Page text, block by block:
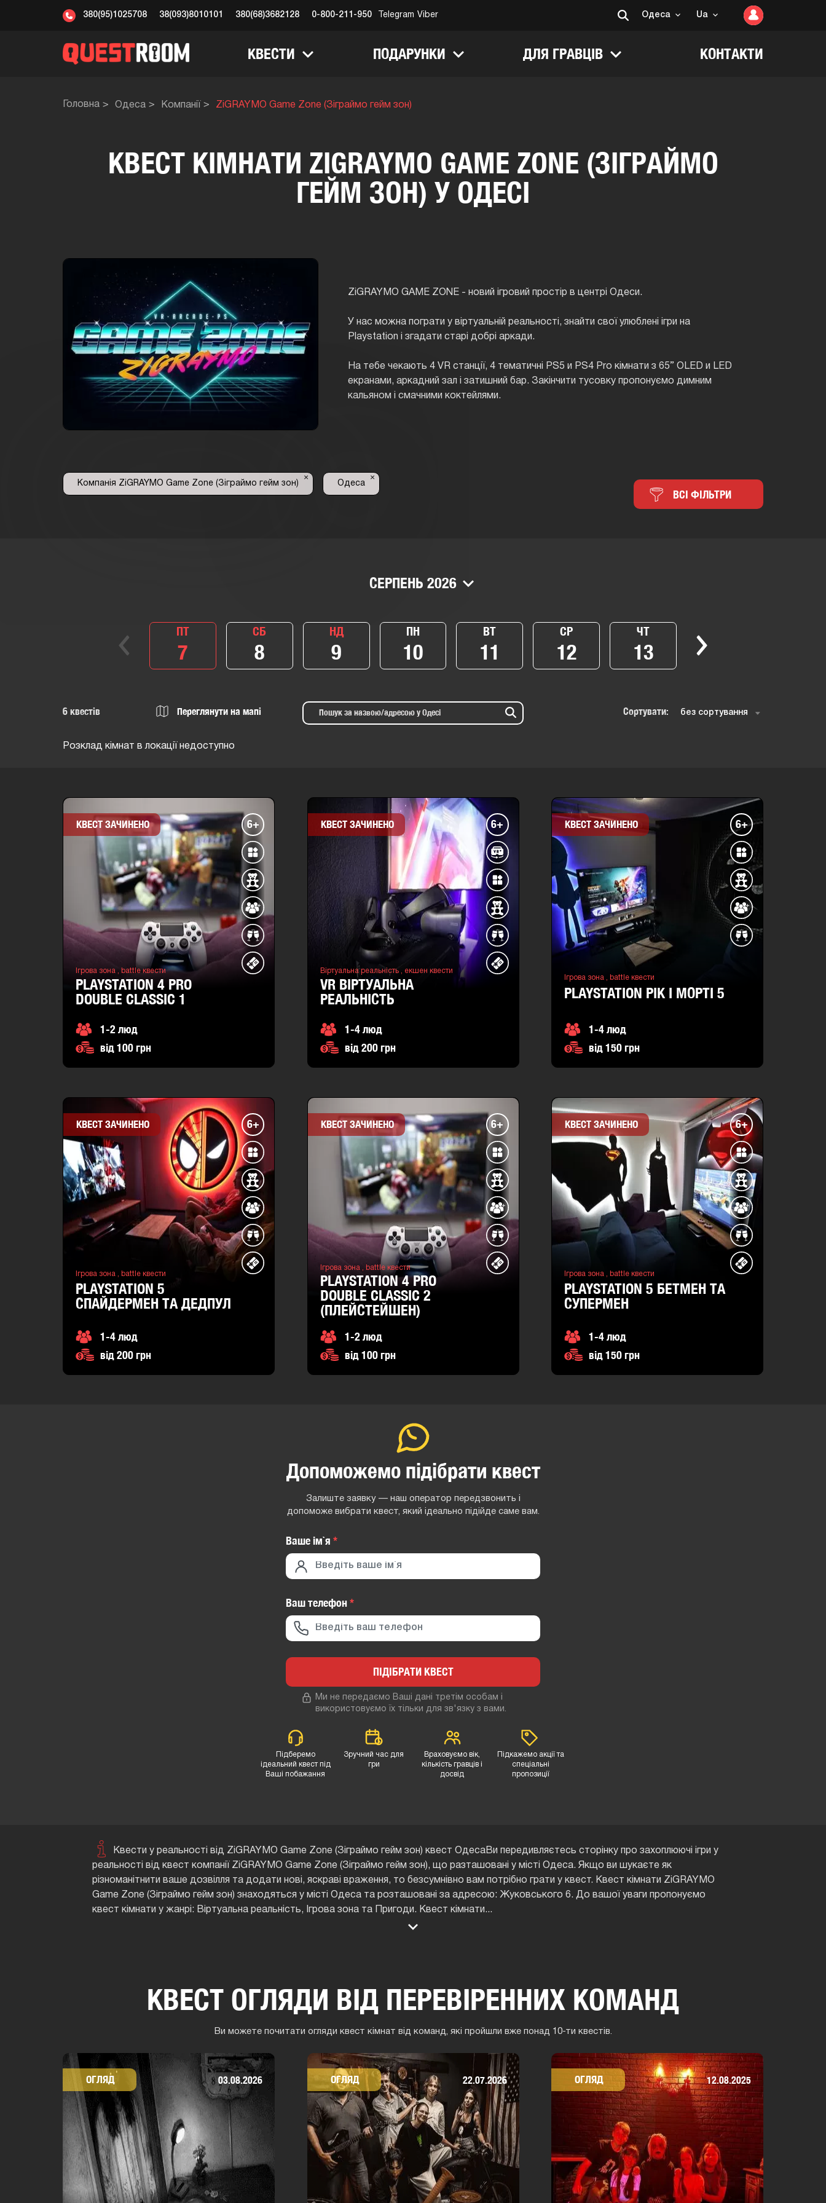
380(95)1025708 38(093)8010101 380(68)3682128 0-800-211-950 Telegram Viber Одеса Ua
КВЕСТИ ПОДАРУНКИ ДЛЯ ГРАВЦІВ КОНТАКТИ
Головна Одеса Компанії ZiGRAYMO Game Zone (Зіграймо гейм зон)
КВЕСТ КІМНАТИ ZIGRAYMO GAME ZONE (ЗІГРАЙМО
ГЕЙМ ЗОН) У ОДЕСІ
ZiGRAYMO GAME ZONE - новий ігровий простір в центрі Одеси.
У нас можна пограти у віртуальній реальності, знайти свої улюблені ігри на
Playstation і згадати старі добрі аркади.
На тебе чекають 4 VR станції, 4 тематичні PS5 и PS4 Pro кімнати з 65” OLED и LED
екранами, аркадний зал і затишний бар. Закінчити тусовку пропонуємо димним
кальяном і смачними коктейлями.
Компанія ZiGRAYMO Game Zone (Зіграймо гейм зон)
×
Одеса
×
ВСІ ФІЛЬТРИ
СЕРПЕНЬ 2026
ПТ
7
СБ
8
НД
9
ПН
10
ВТ
11
СР
12
ЧТ
13
6 квестів Переглянути на мапі Сортувати:
Розклад кімнат в локації недоступно
КВЕСТ ЗАЧИНЕНО 6+
Ігрова зона , battle квести
PLAYSTATION 4 PRO
DOUBLE CLASSIC 1
1-2 люд
від 100 грн
КВЕСТ ЗАЧИНЕНО 6+
Віртуальна реальність , екшен квести
VR ВІРТУАЛЬНА
РЕАЛЬНІСТЬ
1-4 люд
від 200 грн
КВЕСТ ЗАЧИНЕНО 6+
Ігрова зона , battle квести
PLAYSTATION РІК І МОРТІ 5
1-4 люд
від 150 грн
КВЕСТ ЗАЧИНЕНО 6+
Ігрова зона , battle квести
PLAYSTATION 5
СПАЙДЕРМЕН ТА ДЕДПУЛ
1-4 люд
від 200 грн
КВЕСТ ЗАЧИНЕНО 6+
Ігрова зона , battle квести
PLAYSTATION 4 PRO
DOUBLE CLASSIC 2
(ПЛЕЙСТЕЙШЕН)
1-2 люд
від 100 грн
КВЕСТ ЗАЧИНЕНО 6+
Ігрова зона , battle квести
PLAYSTATION 5 БЕТМЕН ТА
СУПЕРМЕН
1-4 люд
від 150 грн
Допоможемо підібрати квест
Залиште заявку — наш оператор передзвонить і
допоможе вибрати квест, який ідеально підійде саме вам.
Ваше iм`я *
Ваш телефон*
ПІДІБРАТИ КВЕСТ
Ми не передаємо Ваші дані третім особам і
використовуємо їх тільки для зв'язку з вами.
Підберемо
ідеальний квест під
Ваші побажання
Зручний час для
гри
Враховуємо вік,
кількість гравців і
досвід
Підкажемо акції та
спеціальні
пропозиції
Квести у реальності від ZiGRAYMO Game Zone (Зіграймо гейм зон) квест ОдесаВи передивляєтесь сторінку про захоплюючі ігри у
реальності від квест компанії ZiGRAYMO Game Zone (Зіграймо гейм зон), що разташовані у місті Одеса. Якщо ви шукаєте як
різноманітнити ваше дозвілля та додати нові, яскраві враження, то безсумнівно вам потрібно грати у квест. Квест кімнати ZiGRAYMO
Game Zone (Зіграймо гейм зон) знаходяться у місті Одеса та розташовані за адресою: Жуковського 6. До вашої уваги пропонуємо
квест кімнати у жанрі: Віртуальна реальність, Ігрова зона та Пригоди. Квест кімнати...
КВЕСТ ОГЛЯДИ ВІД ПЕРЕВІРЕННИХ КОМАНД
Ви можете почитати огляди квест кімнат від команд, які пройшли вже понад 10-ти квестів.
ОГЛЯД 03.08.2026 ОГЛЯД 22.07.2026 ОГЛЯД 12.08.2025